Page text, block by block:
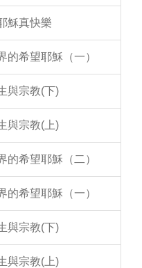
穌真快樂
的希望耶穌（一）
與宗教(下)
與宗教(上)
的希望耶穌（二）
的希望耶穌（一）
與宗教(下)
與宗教(上)